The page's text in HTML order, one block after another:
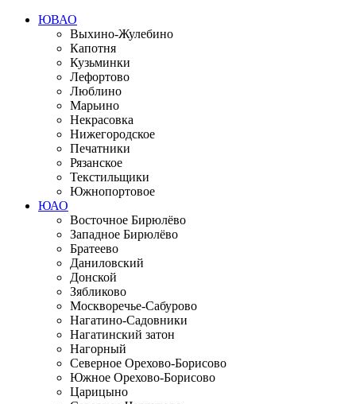
ЮВАО
Выхино-Жулебино
Капотня
Кузьминки
Лефортово
Люблино
Марьино
Некрасовка
Нижегородское
Печатники
Рязанское
Текстильщики
Южнопортовое
ЮАО
Восточное Бирюлёво
Западное Бирюлёво
Братеево
Даниловский
Донской
Зябликово
Москворечье-Сабурово
Нагатино-Садовники
Нагатинский затон
Нагорный
Северное Орехово-Борисово
Южное Орехово-Борисово
Царицыно